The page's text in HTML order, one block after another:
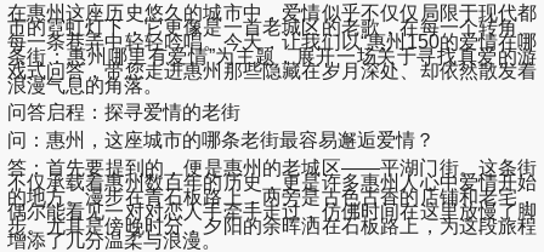
在惠州这座历史悠久的城市中，爱情似乎不仅仅局限于现代都
市的霓虹灯下，它更像是一首老城区的老歌，在每一个转角、
每一条巷弄中轻轻吟唱。今天，让我们以“惠州150的爱情在哪
条街：惠州哪里有爱情”为主题，展开一场关于寻找真爱的游
戏式问答，带您走进惠州那些隐藏在岁月深处、却依然散发着
浪漫气息的角落。
问答启程：探寻爱情的老街
问：惠州，这座城市的哪条老街最容易邂逅爱情？
答：首先要提到的，便是惠州的老城区——平湖门街。这条街
不仅承载着惠州数百年的历史，更是许多惠州人心中爱情开始
的地方。漫步在青石板路上，两旁是古色古香的店铺和老宅，
偶尔能看见一对对恋人手牵手走过，仿佛时间在这里放慢了脚
步。尤其是傍晚时分，夕阳的余晖洒在石板路上，为这段旅程
增添了几分温柔与浪漫。